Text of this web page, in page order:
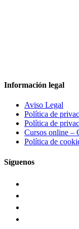
Información legal
Aviso Legal
Política de
Política de
Cursos online –
Política de
Síguenos